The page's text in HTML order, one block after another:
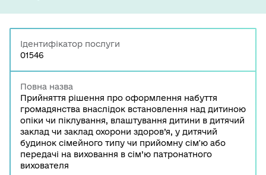
Ідентифікатор послуги
01546
Повна назва
Прийняття рішення про оформлення набуття
громадянства внаслідок встановлення над дитиною
опіки чи піклування, влаштування дитини в дитячий
заклад чи заклад охорони здоров’я, у дитячий
будинок сімейного типу чи прийомну сім'ю або
передачі на виховання в сім’ю патронатного
вихователя